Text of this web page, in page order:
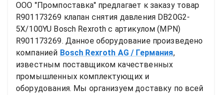
ООО "Промпоставка" предлагает к заказу товар
R901173269 клапан снятия давления DB20G2-
5X/100YU Bosch Rexroth
R901173269. Данное оборудование произведено
компанией Bosch Rexroth AG / Германия,
известным поставщиком качественных
промышленных комплектующих и
оборудования. Мы организуем доставку по всей